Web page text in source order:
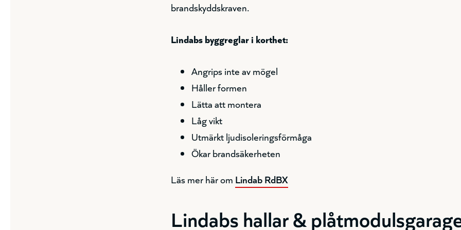
brandskyddskraven.
Lindabs byggreglar i korthet:
Angrips inte av mögel
Håller formen
Lätta att montera
Låg vikt
Utmärkt ljudisoleringsförmåga
Ökar brandsäkerheten
Läs mer här om Lindab RdBX
Lindabs hallar &